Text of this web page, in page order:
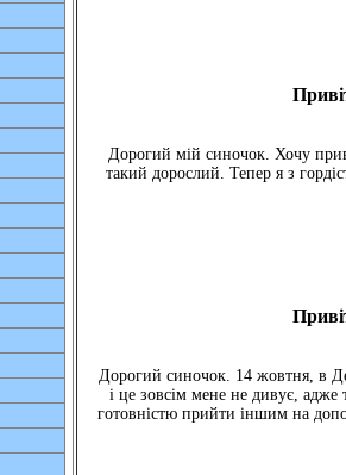
Дорогий мій синочок. Хочу
такий дорослий. Тепер я з
Дорогий синочок. 14 жовтня, в
і це зовсім мене не дивує,
готовністю прийти іншим на